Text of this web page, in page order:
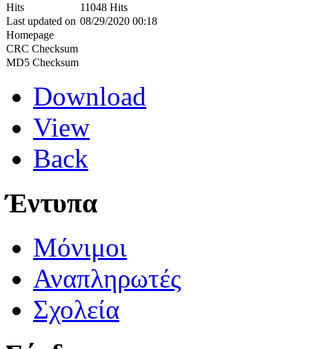
Hits
11048 Hits
Last updated on 08/29/2020 00:18
Homepage
CRC Checksum
MD5 Checksum
Download
View
Back
Έντυπα
Μόνιμοι
Αναπληρωτές
Σχολεία